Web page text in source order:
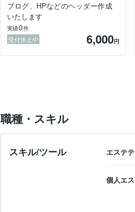
・ネガティブ思考
★ただ誰かと話したい時、元気が欲
「ちょっと聞いて欲しい」などもエ
ブログ、HPなどのヘッダー作成
いたします
実績0件
受付休止中 6,000円
職種・スキル
スキル/ツール エステ
個人エ